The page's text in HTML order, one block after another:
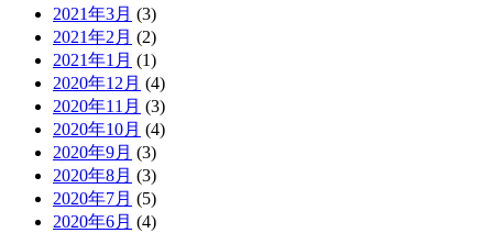
2021年3月 (3)
2021年2月 (2)
2021年1月 (1)
2020年12月 (4)
2020年11月 (3)
2020年10月 (4)
2020年9月 (3)
2020年8月 (3)
2020年7月 (5)
2020年6月 (4)